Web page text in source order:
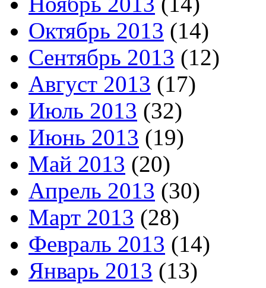
Октябрь 2013 (14)
Сентябрь 2013 (12)
Август 2013 (17)
Июль 2013 (32)
Июнь 2013 (19)
Май 2013 (20)
Апрель 2013 (30)
Март 2013 (28)
Февраль 2013 (14)
Январь 2013 (13)